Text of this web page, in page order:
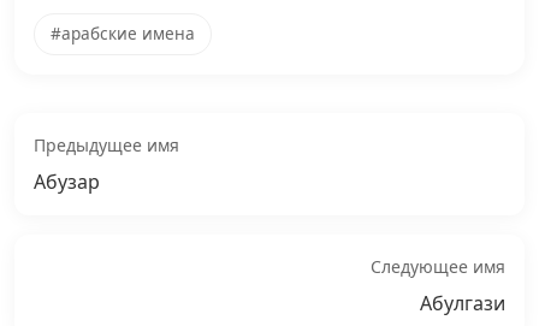
#арабские имена
Предыдущее имя
Абузар
Следующее имя
Абулгази